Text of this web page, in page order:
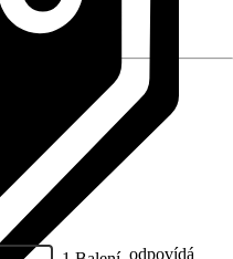
odpovídá